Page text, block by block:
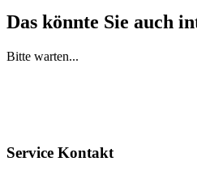
Das könnte Sie auch
Bitte warten...
Service Kontakt